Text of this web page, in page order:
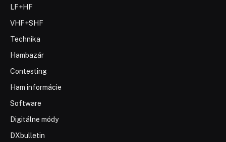
LF+HF
VHF+SHF
Technika
Hambazár
Contesting
Ham informácie
Software
Digitálne módy
DXbulletin